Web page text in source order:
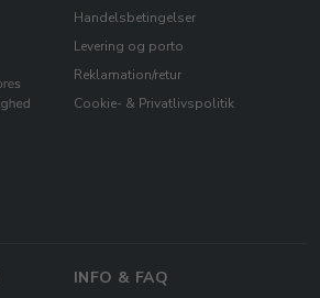
Handelsbetingelser
Levering og porto
Reklamation/retur
Cookie- & Privatlivspolitik
INFO & FAQ